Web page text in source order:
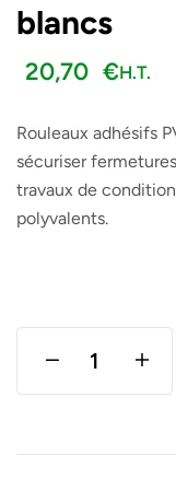
blancs
20,70 €H.T.
Rouleaux adhésifs
sécuriser
travaux de
polyvalents.